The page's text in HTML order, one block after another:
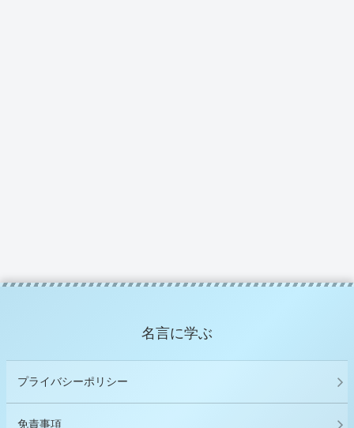
名言に学ぶ
プライバシーポリシー
免責事項